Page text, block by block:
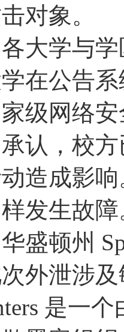
对象。
大学与
在公告
级网络
认，校
造成影
发生故
盛顿州
外泄涉
是一